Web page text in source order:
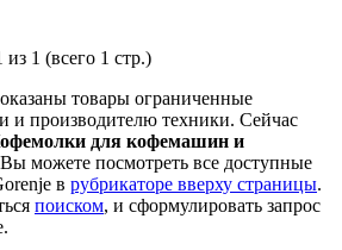
1 (всего 1 стр.)
товары ограниченные
и производителю техники. Сейчас
для кофемашин и
можете посмотреть все доступные
в рубрикаторе вверху страницы.
поиском, и сформулировать запрос